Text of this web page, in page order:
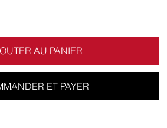
AU PANIER
ET PAYER